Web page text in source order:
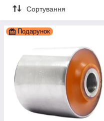
Сортування
Подарунок